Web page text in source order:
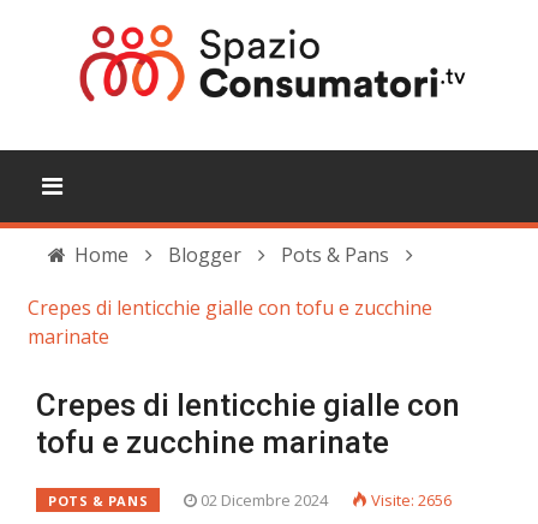
Home Blogger
Pots & Pans
Crepes di lenticchie gialle con tofu e zucchine
marinate
Crepes di lenticchie gialle con
tofu e zucchine marinate
POTS & PANS 02 Dicembre 2024 Visite: 2656